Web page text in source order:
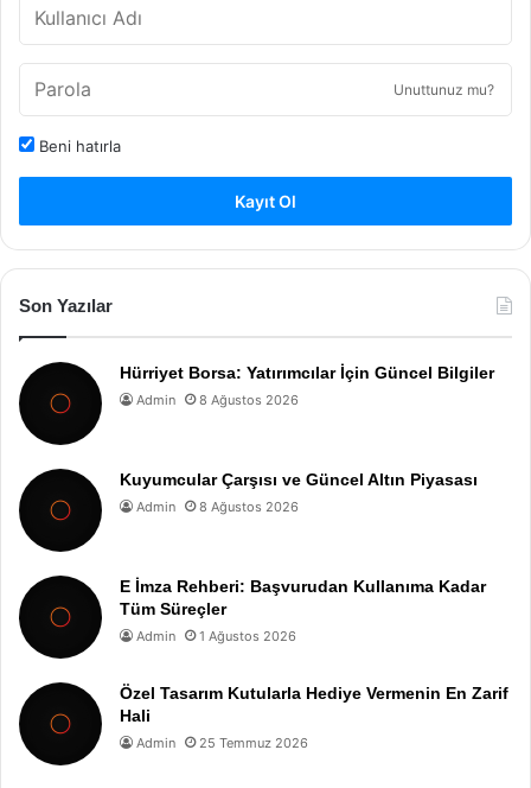
Unuttunuz mu?
Beni hatırla
Kayıt Ol
Son Yazılar
Hürriyet Borsa: Yatırımcılar İçin Güncel Bilgiler
Admin 8 Ağustos 2026
Kuyumcular Çarşısı ve Güncel Altın Piyasası
Admin 8 Ağustos 2026
E İmza Rehberi: Başvurudan Kullanıma Kadar
Tüm Süreçler
Admin 1 Ağustos 2026
Özel Tasarım Kutularla Hediye Vermenin En Zarif
Hali
Admin 25 Temmuz 2026